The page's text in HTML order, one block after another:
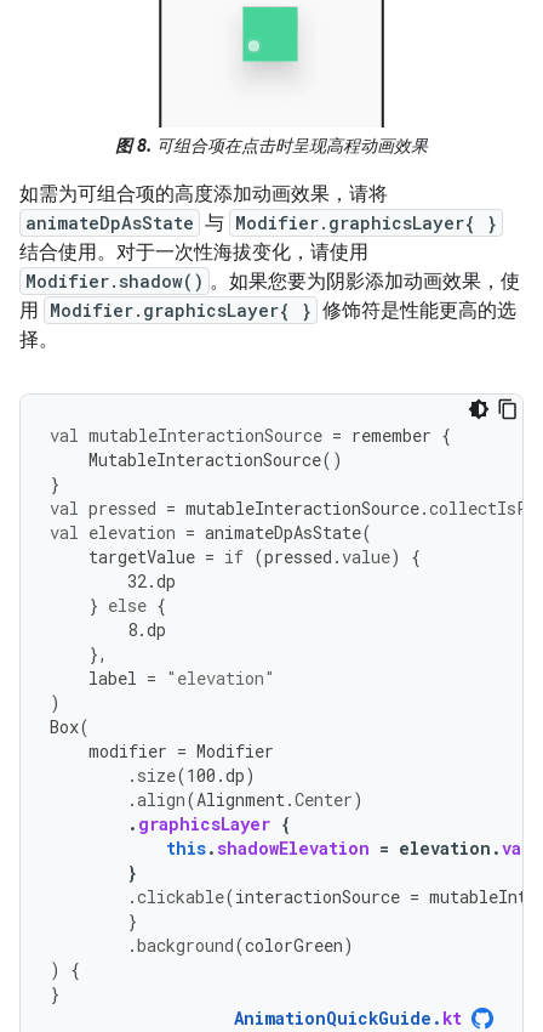
图 8. 可组合项在点击时呈现高程动画效果
如需为可组合项的高度添加动画效果，请将
animateDpAsState 与 Modifier.graphicsLayer{ }
结合使用。对于一次性海拔变化，请使用
Modifier.shadow() 。如果您要为阴影添加动画效果，使
用 Modifier.graphicsLayer{ } 修饰符是性能更高的选
择。
val mutableInteractionSource = remember {
MutableInteractionSource()
}
val pressed = mutableInteractionSource.
val elevation = animateDpAsState(
targetValue = if (pressed .value)
{
32.dp
} else {
8.dp
},
label = "elevation"
)
Box(
modifier = Modifier
. size(100.dp)
.align(Alignment.Center)
. graphicsLayer {
this.shadowElevation = elevation .
}
.clickable(interactionSource =
}
.background(colorGreen)
)
{
}
AnimationQuickGuide . kt